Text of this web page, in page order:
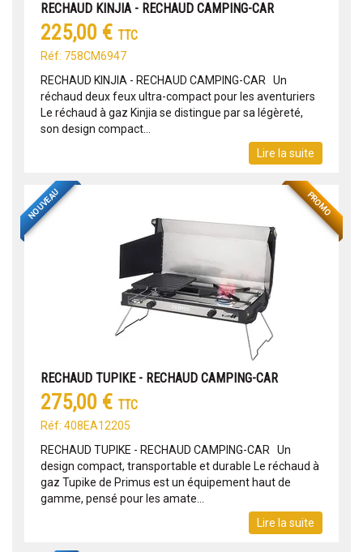
RECHAUD KINJIA - RECHAUD CAMPING-CAR
225,00 € TTC
Réf: 758CM6947
RECHAUD KINJIA - RECHAUD CAMPING-CAR Un
réchaud deux feux ultra-compact pour les aventuriers
Le réchaud à gaz Kinjia se distingue par sa légèreté,
son design compact...
Lire la suite
PROMO
NOUVEAU
RECHAUD TUPIKE - RECHAUD CAMPING-CAR
275,00 € TTC
Réf: 408EA12205
RECHAUD TUPIKE - RECHAUD CAMPING-CAR Un
design compact, transportable et durable Le réchaud à
gaz Tupike de Primus est un équipement haut de
gamme, pensé pour les amate...
Lire la suite